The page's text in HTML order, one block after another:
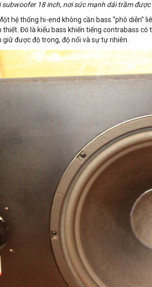
subwoofer 18 inch, nơi sức mạnh dải trầm
hệ thống hi-end không cần bass “phô diễn”
Đó là kiểu bass khiến tiếng contrabass
được độ trong, độ nổi và sự tự nhiên.